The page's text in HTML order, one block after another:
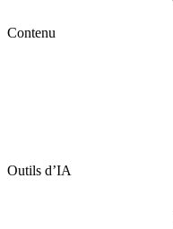
Contenu
Outils d’IA